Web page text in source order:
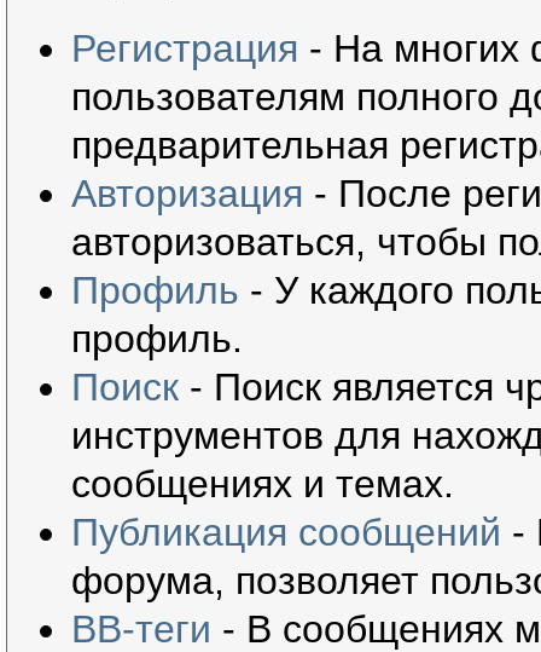
Регистрация - На многих
пользователям полного
предварительная
Авторизация - После
авторизоваться, чтобы
Профиль - У каждого
профиль.
Поиск- Поиск является
инструментов для
сообщениях и темах.
Публикация сообщений -
форума, позволяет
BB-теги - В сообщениях